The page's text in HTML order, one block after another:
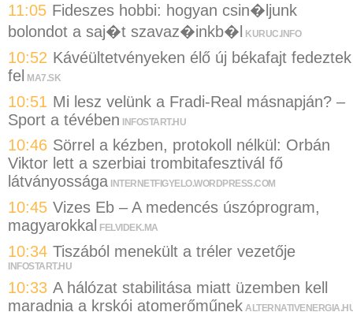
11:05 Fideszes hobbi: hogyan csin�ljunk
bolondot a saj�t szavaz�inkb�l KURUC.INFO
10:52 Kávéültetvényeken élő új békafajt fedeztek
fel
MA7.SK
10:51 Mi lesz velünk a Fradi-Real másnapján? –
Sport a tévében INFOSTART.HU
10:46 Sörrel a kézben, protokoll nélkül: Orbán
Viktor lett a szerbiai trombitafesztivál fő
látványossága INTERNETFIGYELO.WORDPRESS.COM
10:45 Vizes Eb – A medencés úszóprogram,
magyarokkal
FELVIDEK.MA
10:34 Tiszából menekült a tréler vezetője
INFOSTART.HU
10:33 A hálózat stabilitása miatt üzemben kell
maradnia a krskói atomerőműnek